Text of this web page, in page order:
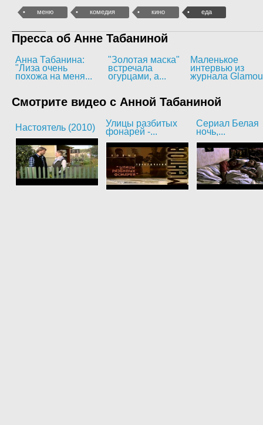
меню комедия кино еда
Пресса об Анне Табаниной
Анна Табанина:
"Лиза очень
похожа на меня...
"Золотая маска"
встречала
огурцами, а...
Маленькое
интервью из
журнала
Смотрите видео с Анной Табаниной
Настоятель (2010)
Улицы разбитых
фонарей -...
Сериал Белая
ночь,...